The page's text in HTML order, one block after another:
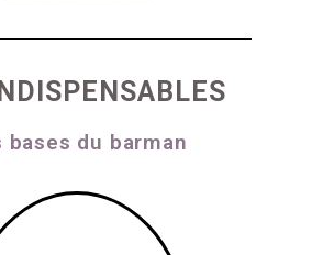
bases du barman